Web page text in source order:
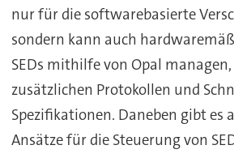
nur für die softwarebasierte
sondern kann auch
SEDs mithilfe von Opal
zusätzlichen Protokollen und
Spezifikationen. Daneben gibt es
Ansätze für die Steuerung von